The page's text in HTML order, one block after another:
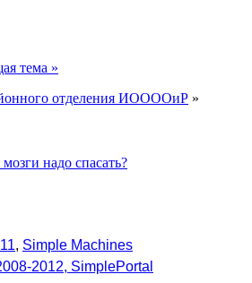
тема »
отделения ИООООиР »
надо спасать?
, Simple Machines
2012, SimplePortal